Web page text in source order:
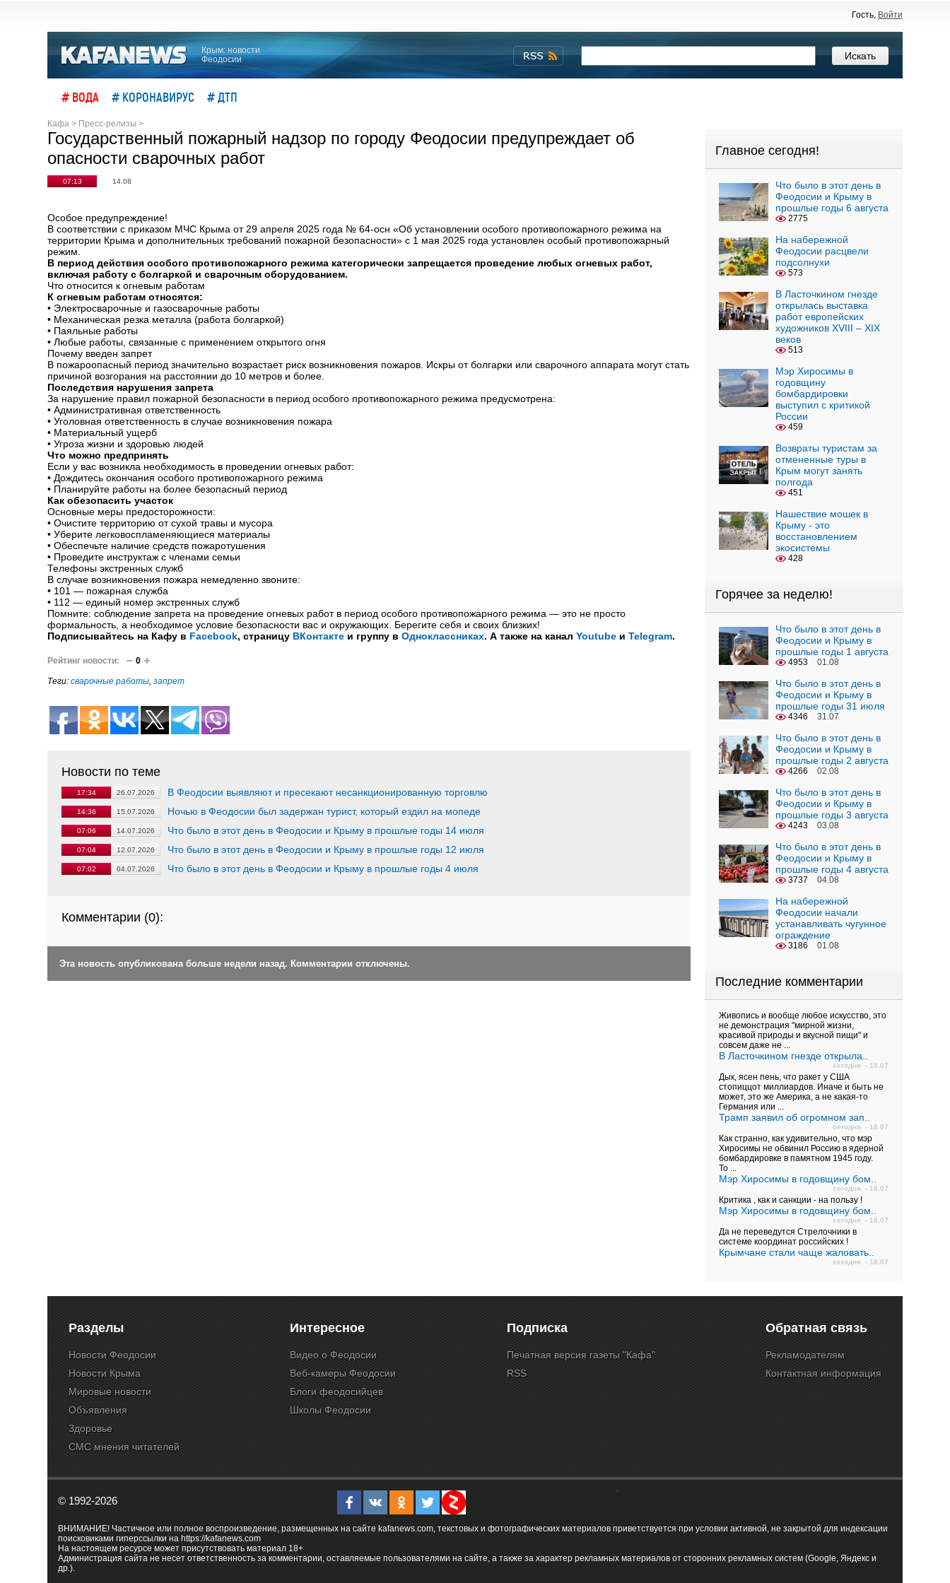
Гость, Войти
Крым: новости
Феодосии
# ВОДА # КОРОНАВИРУС # ДТП
Кафа > Пресс-релизы >
Государственный пожарный надзор по городу Феодосии предупреждает об
опасности сварочных работ
07:13 14.08
Особое предупреждение!
В соответствии с приказом МЧС Крыма от 29 апреля 2025 года № 64-осн «Об установлении особого противопожарного режима на
территории Крыма и дополнительных требований пожарной безопасности» с 1 мая 2025 года установлен особый противопожарный
режим.
В период действия особого противопожарного режима категорически запрещается проведение любых огневых работ,
включая работу с болгаркой и сварочным оборудованием.
Что относится к огневым работам
К огневым работам относятся:
• Электросварочные и газосварочные работы
• Механическая резка металла (работа болгаркой)
• Паяльные работы
• Любые работы, связанные с применением открытого огня
Почему введен запрет
В пожароопасный период значительно возрастает риск возникновения пожаров. Искры от болгарки или сварочного аппарата могут стать
причиной возгорания на расстоянии до 10 метров и более.
Последствия нарушения запрета
За нарушение правил пожарной безопасности в период особого противопожарного режима предусмотрена:
• Административная ответственность
• Уголовная ответственность в случае возникновения пожара
• Материальный ущерб
• Угроза жизни и здоровью людей
Что можно предпринять
Если у вас возникла необходимость в проведении огневых работ:
• Дождитесь окончания особого противопожарного режима
• Планируйте работы на более безопасный период
Как обезопасить участок
Основные меры предосторожности:
• Очистите территорию от сухой травы и мусора
• Уберите легковоспламеняющиеся материалы
• Обеспечьте наличие средств пожаротушения
• Проведите инструктаж с членами семьи
Телефоны экстренных служб
В случае возникновения пожара немедленно звоните:
• 101 — пожарная служба
• 112 — единый номер экстренных служб
Помните: соблюдение запрета на проведение огневых работ в период особого противопожарного режима — это не просто
формальность, а необходимое условие безопасности вас и окружающих. Берегите себя и своих близких!
Подписывайтесь на Кафу в Facebook, страницу ВКонтакте и группу в Одноклассниках. А также на канал Youtube и Telegram.
Рейтинг новости: 0
Теги: сварочные работы, запрет
Новости по теме
17:34 26.07.2026 В Феодосии выявляют и пресекают несанкционированную торговлю
14:36 15.07.2026 Ночью в Феодосии был задержан турист, который ездил на мопеде
07:06 14.07.2026 Что было в этот день в Феодосии и Крыму в прошлые годы 14 июля
07:04 12.07.2026 Что было в этот день в Феодосии и Крыму в прошлые годы 12 июля
07:02 04.07.2026 Что было в этот день в Феодосии и Крыму в прошлые годы 4 июля
Комментарии (0):
Эта новость опубликована больше недели назад. Комментарии отключены.
Главное сегодня!
Что было в этот день в
Феодосии и Крыму в
прошлые годы 6 августа
2775
На набережной
Феодосии расцвели
подсолнухи
573
В Ласточкином гнезде
открылась выставка
работ европейских
художников XVIII – XIX
веков
513
Мэр Хиросимы в
годовщину
бомбардировки
выступил с критикой
России
459
Возвраты туристам за
отмененные туры в
Крым могут занять
полгода
451
Нашествие мошек в
Крыму - это
восстановлением
экосистемы
428
Горячее за неделю!
Что было в этот день в
Феодосии и Крыму в
прошлые годы 1 августа
4953 01.08
Что было в этот день в
Феодосии и Крыму в
прошлые годы 31 июля
4346 31.07
Что было в этот день в
Феодосии и Крыму в
прошлые годы 2 августа
4266 02.08
Что было в этот день в
Феодосии и Крыму в
прошлые годы 3 августа
4243 03.08
Что было в этот день в
Феодосии и Крыму в
прошлые годы 4 августа
3737 04.08
На набережной
Феодосии начали
устанавливать чугунное
ограждение
3186 01.08
Последние комментарии
Живопись и вообще любое искусство, это
не демонстрация "мирной жизни,
красивой природы и вкусной пищи" и
совсем даже не ...
В Ласточкином гнезде открыла..
сегодня - 18.07
Дык, ясен пень, что ракет у США
стопиццот миллиардов. Иначе и быть не
может, это же Америка, а не какая-то
Германия или ...
Трамп заявил об огромном зап..
сегодня - 18.07
Как странно, как удивительно, что мэр
Хиросимы не обвинил Россию в ядерной
бомбардировке в памятном 1945 году.
То ...
Мэр Хиросимы в годовщину бом..
сегодня - 18.07
Критика , как и санкции - на пользу !
Мэр Хиросимы в годовщину бом..
сегодня - 18.07
Да не переведутся Стрелочники в
системе координат российских !
Крымчане стали чаще жаловать..
сегодня - 18.07
Разделы
Новости Феодосии
Новости Крыма
Мировые новости
Объявления
Здоровье
СМС мнения читателей
Интересное
Видео о Феодосии
Веб-камеры Феодосии
Блоги феодосийцев
Школы Феодосии
Подписка
Печатная версия газеты "Кафа"
RSS
Обратная связь
Рекламодателям
Контактная информация
© 1992-2026
ВНИМАНИЕ! Частичное или полное воспроизведение, размещенных на сайте kafanews.com, текстовых и фотографических материалов приветствуется при условии активной, не закрытой для индексации
поисковиками гиперссылки на https://kafanews.com
На настоящем ресурсе может присутствовать материал 18+
Администрация сайта не несет ответственность за комментарии, оставляемые пользователями на сайте, а также за характер рекламных материалов от сторонних рекламных систем (Google, Яндекс и
др.).